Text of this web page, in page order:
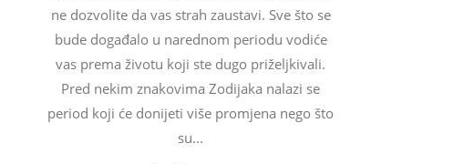
ne dozvolite da vas strah zaustavi. Sve što se
bude događalo u narednom periodu vodiće
vas prema životu koji ste dugo priželjkivali.
Pred nekim znakovima Zodijaka nalazi se
period koji će donijeti više promjena nego što
su...